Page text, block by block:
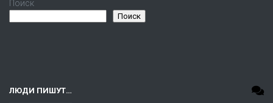
Поиск
Поиск
ЛЮДИ ПИШУТ…